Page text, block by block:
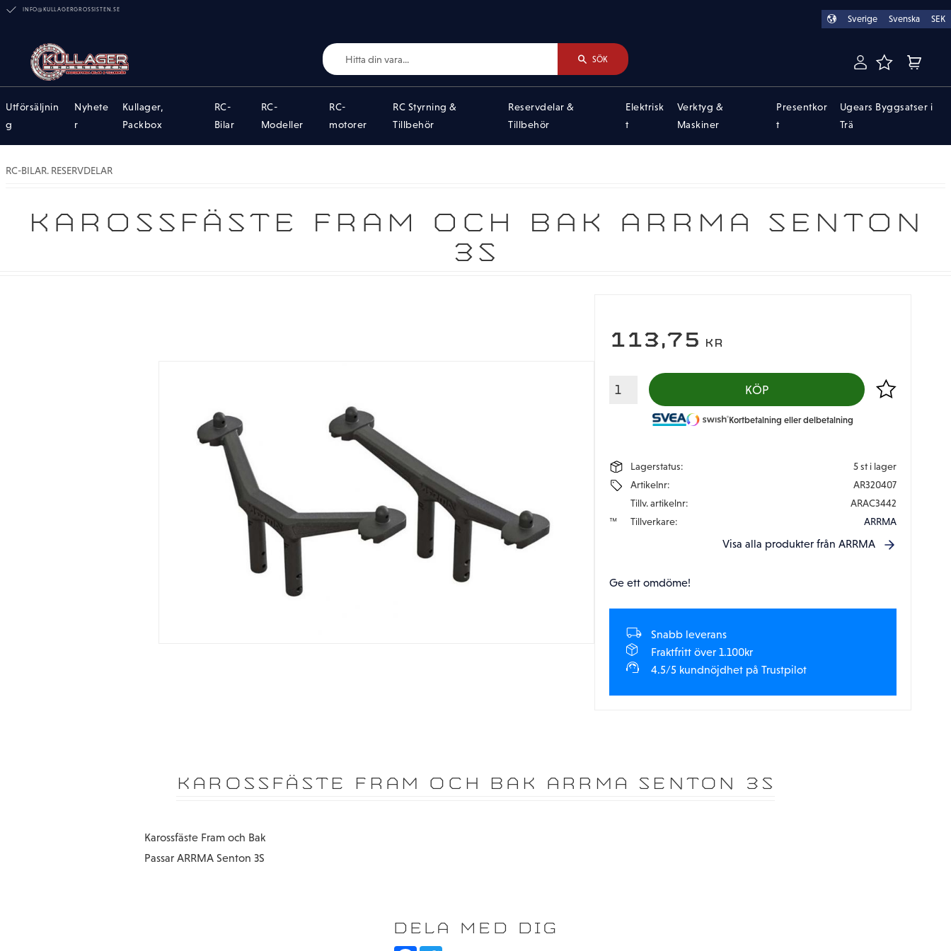
INFO@KULLAGERGROSSISTEN.SE
Sverige Svenska SEK
SÖK FAVORITER
Utförsäljnin
g
Nyhete
r
Kullager,
Packbox
RC-
Bilar
RC-
Modeller
RC-
motorer
RC Styrning &
Tillbehör
Reservdelar &
Tillbehör
Elektrisk
t
Verktyg &
Maskiner
Presentkor
t
Ugears Byggsatser i
Trä
RC-BILAR. RESERVDELAR
KAROSSFÄSTE FRAM OCH BAK ARRMA SENTON
3S
113,75 KR
KÖP Lägg till i
Kortbetalning eller delbetalning
Lagerstatus
5 st i lager
Artikelnr
AR320407
Tillv. artikelnr
ARAC3442
Tillverkare
ARRMA
Visa alla produkter från ARRMA
Ge ett omdöme!
Snabb leverans
Fraktfritt över 1.100kr
4.5/5 kundnöjdhet på Trustpilot
KAROSSFÄSTE FRAM OCH BAK ARRMA SENTON 3S
Karossfäste Fram och Bak
Passar ARRMA Senton 3S
DELA MED DIG